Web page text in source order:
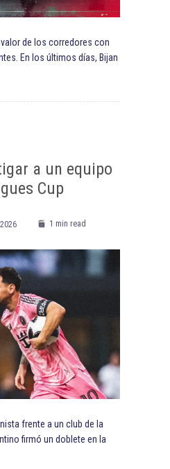
valor de los corredores con
En los últimos días, Bijan
a un equipo
Cup
1 min read
frente a un club de la
firmó un doblete en la